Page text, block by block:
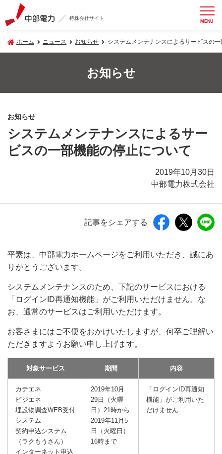
持株会社サイト MENU
ホーム ニュース お知らせ システムメンテナンスによるサービスの
お知らせ
お知らせ
システムメンテナンスによるサー
ビスの一部機能の停止について
2019年10月30日
中部電力株式会社
記事をシェアする
平素は、中部電力ホームページをご利用いただき、誠にあ
りがとうございます。
システムメンテナンスのため、下記のサービスにおける
「ログインID再通知機能」がご利用いただけません。な
お、通常のサービスはご利用いただけます。
お客さまにはご不便をおかけいたしますが、何卒ご理解い
ただきますようお願い申し上げます。
対象サービス 期間 内容
カテエネ
ビジエネ
埋設物調査WEB受付
システム
契約申込システム
（ラクもうさん）
インターネット申込
2019年10月
29日（火曜
日）21時から
2019年11月5
日（火曜日）
16時まで
「ログインID再通知
機能」がご利用いた
だけません